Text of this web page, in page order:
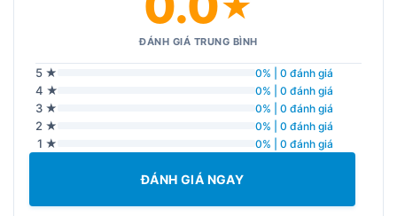
ĐÁNH GIÁ TRUNG BÌNH
5 ★ 0% | 0 đánh giá
4 ★ 0% | 0 đánh giá
3 ★ 0% | 0 đánh giá
2 ★ 0% | 0 đánh giá
1 ★ 0% | 0 đánh giá
ĐÁNH GIÁ NGAY